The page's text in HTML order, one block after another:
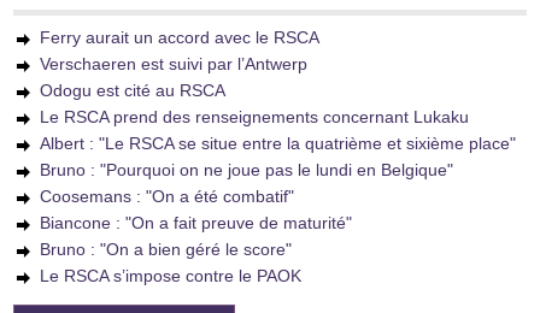
Ferry aurait un accord avec le RSCA
Verschaeren est suivi par l’Antwerp
Odogu est cité au RSCA
Le RSCA prend des renseignements concernant Lukaku
Albert : "Le RSCA se situe entre la quatrième et sixième place"
Bruno : "Pourquoi on ne joue pas le lundi en Belgique"
Coosemans : "On a été combatif"
Biancone : "On a fait preuve de maturité"
Bruno : "On a bien géré le score"
Le RSCA s’impose contre le PAOK